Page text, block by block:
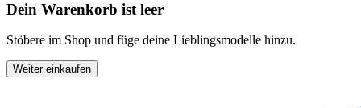
Dein Warenkorb ist leer
Stöbere im Shop und füge deine Lieblingsmodelle hinzu.
Weiter einkaufen